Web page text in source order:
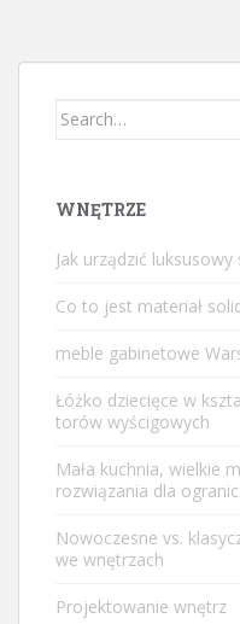
Search
WNĘTRZE
Jak urządzić luksusowy
Co to jest materiał
meble gabinetowe
Łóżko dziecięce w
torów wyścigowych
Mała kuchnia, wielkie
rozwiązania dla
Nowoczesne vs.
we wnętrzach
Projektowanie wnętrz